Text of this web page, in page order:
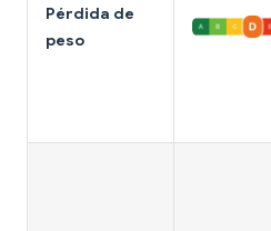
Pérdida de
peso